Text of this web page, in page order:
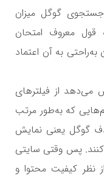
جستجوی گوگل میزان
قول معروف امتحان
به آن اعتماد
می‌دهد از فیلترهای
که به‌طور مرتب
گوگل یعنی نمایش
پس وقتی سایتی
نظر کیفیت محتوا و